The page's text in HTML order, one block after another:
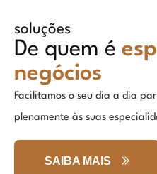
soluções
De quem é
negócios
Facilitamos o seu dia a dia
plenamente às suas
SAIBA MAIS